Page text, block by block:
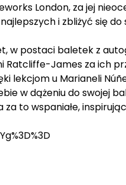
London, za jej
i zbliżyć się
w postaci baletek z
Ratcliffe-James za ich
lekcjom u Marianeli
w dążeniu do swojej
to wspaniałe,